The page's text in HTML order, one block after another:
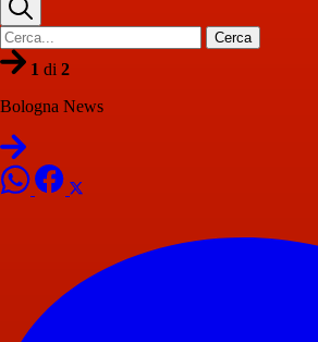
Cerca
1 di 2
Bologna News